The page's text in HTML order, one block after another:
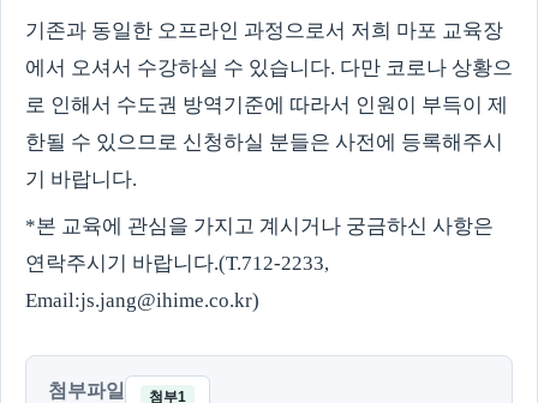
기존과 동일한 오프라인 과정으로서 저희 마포 교육장
에서 오셔서 수강하실 수 있습니다. 다만 코로나 상황으
로 인해서 수도권 방역기준에 따라서 인원이 부득이 제
한될 수 있으므로 신청하실 분들은 사전에 등록해주시
기 바랍니다.
*본 교육에 관심을 가지고 계시거나 궁금하신 사항은
연락주시기 바랍니다.(T.712-2233,
Email:js.jang@ihime.co.kr)
첨부파일 첨부1